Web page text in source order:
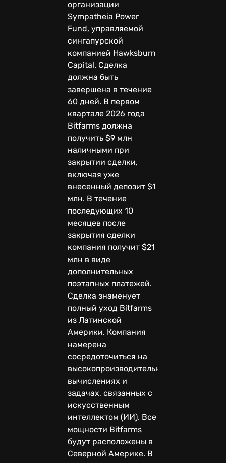
организации
Sympatheia Power
Fund, управляемой
сингапурской
компанией Hawksburn
Capital. Сделка
должна быть
завершена в течение
60 дней. В первом
квартале 2026 года
Bitfarms должна
получить $9 млн
наличными при
закрытии сделки,
включая уже
внесенный депозит $1
млн. В течение
последующих 10
месяцев после
закрытия сделки
компания получит $21
млн в виде
дополнительных
поэтапных платежей.
Сделка знаменует
полный уход Bitfarms
из Латинской
Америки. Компания
намерена
сосредоточиться на
высокопроизводительных
вычислениях и
задачах, связанных с
искусственным
интеллектом (ИИ). Все
мощности Bitfarms
будут расположены в
Северной Америке. В